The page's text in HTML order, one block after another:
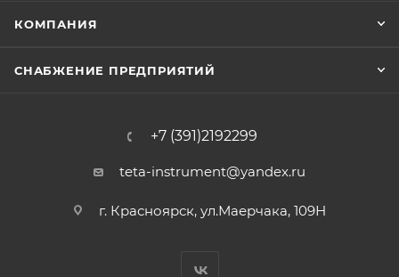
КОМПАНИЯ
СНАБЖЕНИЕ ПРЕДПРИЯТИЙ
+7 (391)2192299
teta-instrument@yandex.ru
г. Красноярск, ул.Маерчака, 109Н